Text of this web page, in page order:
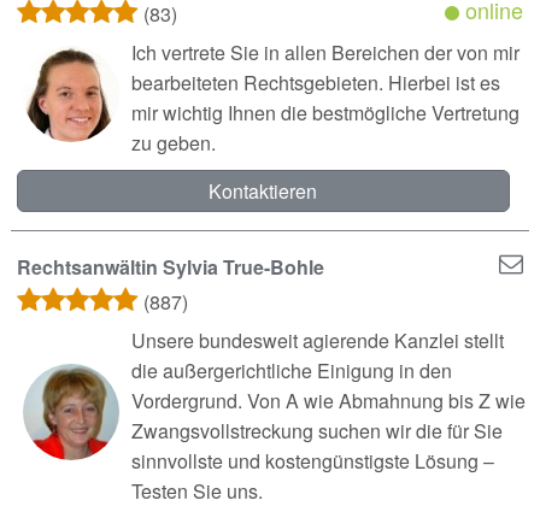
(83)
online
Ich vertrete Sie in allen Bereichen der von mir
bearbeiteten Rechtsgebieten. Hierbei ist es
mir wichtig Ihnen die bestmögliche Vertretung
zu geben.
Kontaktieren
Rechtsanwältin Sylvia True-Bohle
(887)
Unsere bundesweit agierende Kanzlei stellt
die außergerichtliche Einigung in den
Vordergrund. Von A wie Abmahnung bis Z wie
Zwangsvollstreckung suchen wir die für Sie
sinnvollste und kostengünstigste Lösung –
Testen Sie uns.